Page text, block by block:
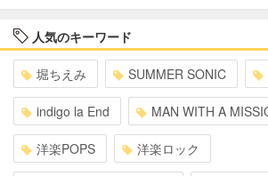
人気のキーワード
堀ちえみ SUMMER SONIC
indigo la End MAN WITH A
洋楽POPS 洋楽ロック